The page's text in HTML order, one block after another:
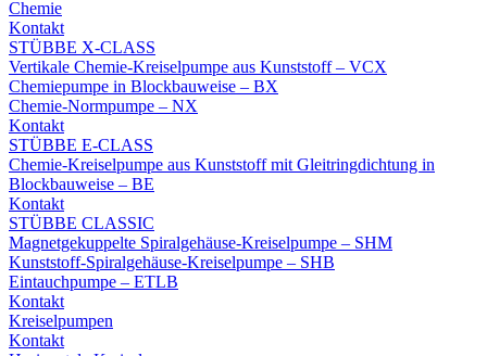
Chemie
Kontakt
STÜBBE X-CLASS
Vertikale Chemie-Kreiselpumpe aus Kunststoff – VCX
Chemiepumpe in Blockbauweise – BX
Chemie-Normpumpe – NX
Kontakt
STÜBBE E-CLASS
Chemie-Kreiselpumpe aus Kunststoff mit Gleitringdichtung in
Blockbauweise – BE
Kontakt
STÜBBE CLASSIC
Magnetgekuppelte Spiralgehäuse-Kreiselpumpe – SHM
Kunststoff-Spiralgehäuse-Kreiselpumpe – SHB
Eintauchpumpe – ETLB
Kontakt
Kreiselpumpen
Kontakt